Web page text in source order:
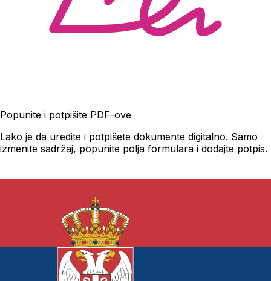
Popunite i potpišite PDF-ove
Lako je da uredite i potpišete dokumente digitalno. Samo
izmenite sadržaj, popunite polja formulara i dodajte potpis.